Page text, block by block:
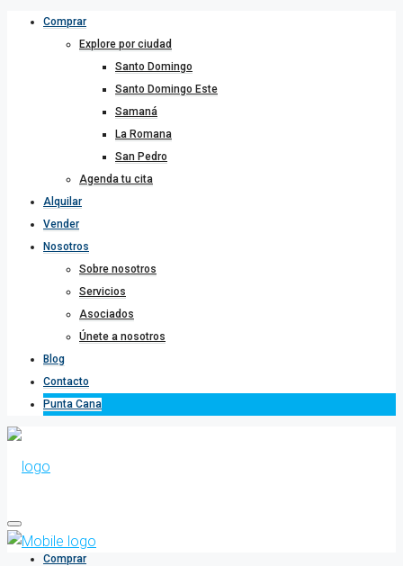
Comprar
Explore por ciudad
Santo Domingo
Santo Domingo Este
Samaná
La Romana
San Pedro
Agenda tu cita
Alquilar
Vender
Nosotros
Sobre nosotros
Servicios
Asociados
Únete a nosotros
Blog
Contacto
Punta Cana
Comprar